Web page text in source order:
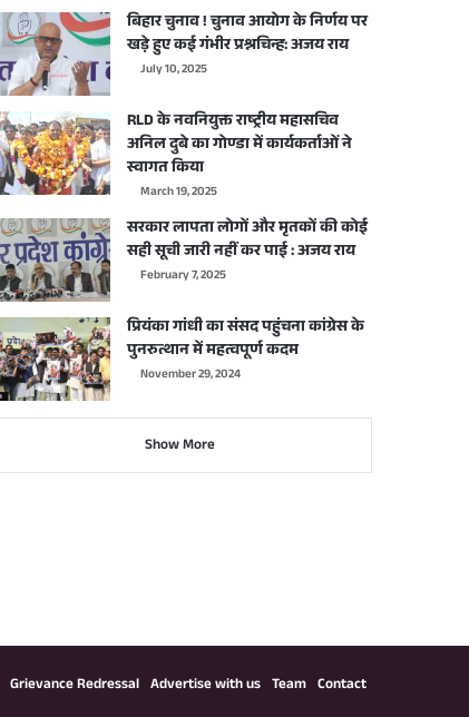
बिहार चुनाव ! चुनाव आयोग के निर्णय पर
खड़े हुए कई गंभीर प्रश्नचिन्ह: अजय राय
July 10, 2025
RLD के नवनियुक्त राष्ट्रीय महासचिव
अनिल दुबे का गोण्डा में कार्यकर्ताओं ने
स्वागत किया
March 19, 2025
सरकार लापता लोगों और मृतकों की कोई
सही सूची जारी नहीं कर पाई : अजय राय
February 7, 2025
प्रियंका गांधी का संसद पहुंचना कांग्रेस के
पुनरुत्थान में महत्वपूर्ण कदम
November 29, 2024
Show More
Grievance Redressal Advertise with us Team Contact